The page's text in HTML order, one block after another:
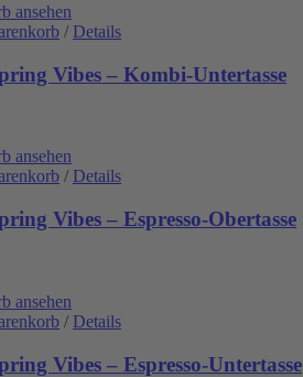
ansehen
/ Details
Vibes – Kombi-Untertasse
ansehen
/ Details
Vibes – Espresso-Obertasse
ansehen
/ Details
Vibes – Espresso-Untertasse